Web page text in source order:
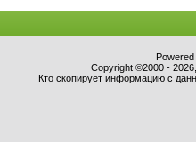
Copyright ©2000 -
Кто скопирует информацию с